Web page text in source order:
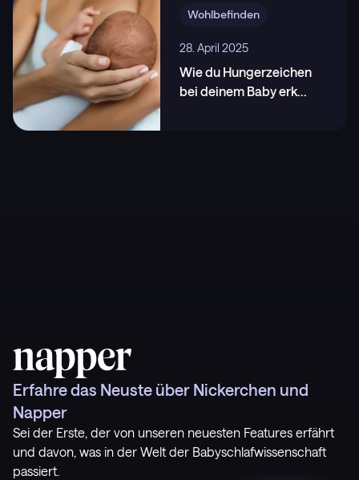
Wohlbefinden
28. April 2025
Wie du Hungerzeichen
bei deinem Baby erk...
Erfahre das Neuste über Nickerchen und
Napper
Sei der Erste, der von unseren neuesten Features erfährt
und davon, was in der Welt der Babyschlafwissenschaft
passiert.